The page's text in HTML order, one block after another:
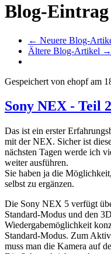
Blog-Eintrag
← Neuere Blog-
Ältere Blog-Artikel →
Gespeichert von ehopfam
Sony NEX - Teil 2
Das ist ein erster
mit der NEX. Sicher ist
nächsten Tagen werde ich
weiter ausführen.
Sie haben ja die
selbst zu ergänzen.
Die Sony NEX 5 verfügt
Standard-Modus und den
Wiedergabemöglichkeit
Standard-Modus. Zum
muss man die Kamera auf